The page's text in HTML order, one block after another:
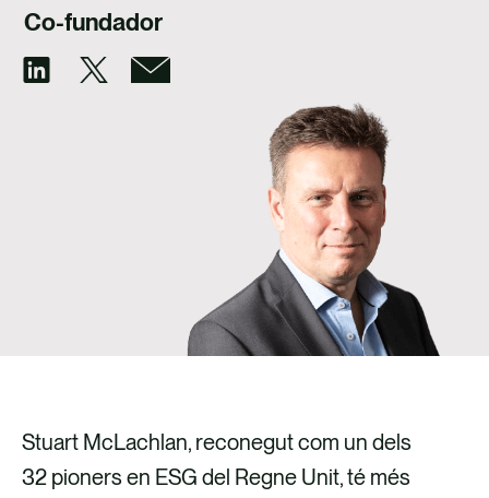
CONTACTE
Co-fundador
Stuart McLachlan, reconegut com un dels
32 pioners en ESG del Regne Unit, té més